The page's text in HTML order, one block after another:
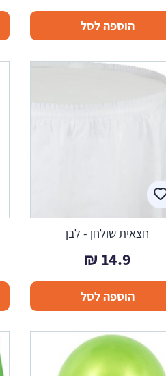
הוספה לסל
חצאית שולחן - לבן
14.9
₪
הוספה לסל